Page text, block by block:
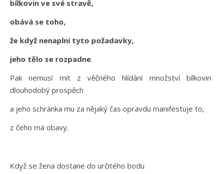
bílkovin ve své stravě,
obává se toho,
že když nenaplní tyto požadavky,
jeho tělo se rozpadne.
Pak nemusí mít z věčného hlídání množství bílkovin
dlouhodobý prospěch
a jeho schránka mu za nějaký čas opravdu manifestuje to,
z čeho má obavy.
Když se žena dostane do určitého bodu